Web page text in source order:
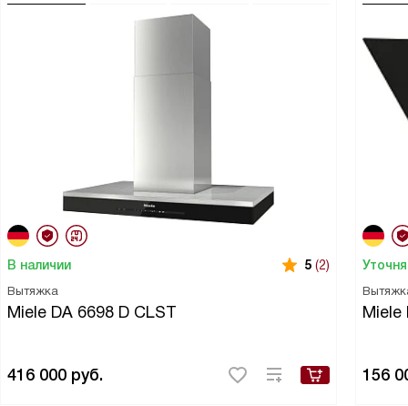
В наличии 5 (2)
Вытяжка
Miele DA 6698 D CLST
416 000 руб.
Miele
156